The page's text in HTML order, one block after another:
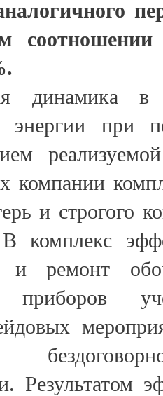
соотношении
динамика
энергии при
компании
и строгого
комплекс
и ремонт
приборов
Результатом